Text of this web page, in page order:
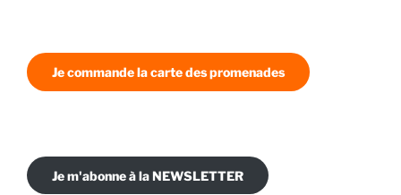
Je commande la carte des promenades
Je m'abonne à la NEWSLETTER